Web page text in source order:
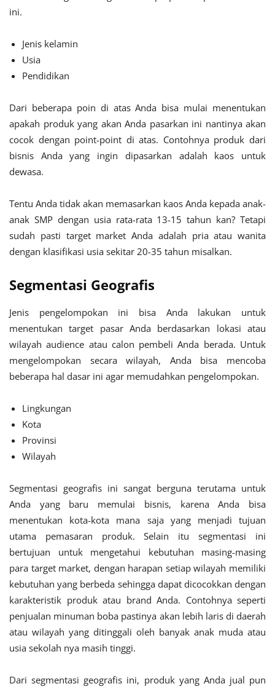
ini.
Jenis kelamin
Usia
Pendidikan
Dari beberapa poin di atas Anda bisa mulai menentukan
apakah produk yang akan Anda pasarkan ini nantinya akan
cocok dengan point-point di atas. Contohnya produk dari
bisnis Anda yang ingin dipasarkan adalah kaos untuk
dewasa.
Tentu Anda tidak akan memasarkan kaos Anda kepada anak-
anak SMP dengan usia rata-rata 13-15 tahun kan? Tetapi
sudah pasti target market Anda adalah pria atau wanita
dengan klasifikasi usia sekitar 20-35 tahun misalkan.
Segmentasi Geografis
Jenis pengelompokan ini bisa Anda lakukan untuk
menentukan target pasar Anda berdasarkan lokasi atau
wilayahaudience atau calon pembeli Anda berada. Untuk
mengelompokan secara wilayah, Anda bisa mencoba
beberapa hal dasar ini agar memudahkan pengelompokan.
Lingkungan
Kota
Provinsi
Wilayah
Segmentasi geografis ini sangat berguna terutama untuk
Anda yang baru memulai bisnis, karena Anda bisa
menentukan kota-kota mana saja yang menjadi tujuan
utama pemasaran produk. Selain itusegmentasi ini
bertujuan untuk mengetahui kebutuhan masing-masing
para target market, dengan harapan setiap wilayah memiliki
kebutuhan yang berbeda sehingga dapat dicocokkan dengan
karakteristik produk atau brand Anda. Contohnya seperti
penjualan minuman boba pastinya akan lebih laris di daerah
atau wilayah yang ditinggali oleh banyak anak muda atau
usia sekolah nya masih tinggi.
Dari segmentasi geografis ini, produk yang Anda jual pun